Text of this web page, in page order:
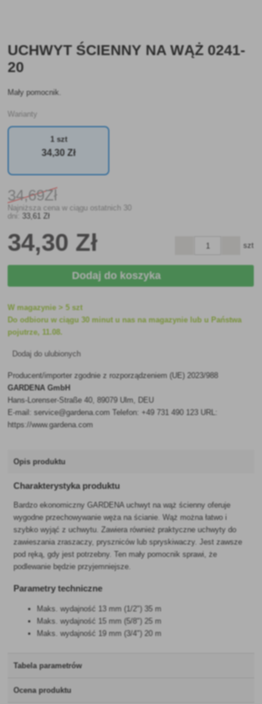
UCHWYT ŚCIENNY NA WĄŻ 0241-
20
Mały pomocnik.
Warianty
1 szt
34,30 Zł
34,69Zł
Najniższa cena w ciągu ostatnich 30
dni:
33 ,61 Zł
34,30 Zł szt
Dodaj do koszyka
W magazynie > 5 szt
Do odbioru w ciągu 30 minut u nas na magazynie lub u Państwa
pojutrze, 11.08.
Dodaj do ulubionych
Producent/importer zgodnie z rozporządzeniem (UE) 2023/988
GARDENA GmbH
Hans-Lorenser-Straße 40, 89079 Ulm, DEU
E-mail: service@gardena.com Telefon: +49 731 490 123 URL:
https://www.gardena.com
Opis produktu
Charakterystyka produktu
Bardzo ekonomiczny GARDENA uchwyt na wąż ścienny oferuje
wygodne przechowywanie węża na ścianie. Wąż można łatwo i
szybko wyjąć z uchwytu. Zawiera również praktyczne uchwyty do
zawieszania zraszaczy, pryszniców lub spryskiwaczy. Jest zawsze
pod ręką, gdy jest potrzebny. Ten mały pomocnik sprawi, że
podlewanie będzie przyjemniejsze.
Parametry techniczne
Maks. wydajność 13 mm (1/2") 35 m
Maks. wydajność 15 mm (5/8") 25 m
Maks. wydajność 19 mm (3/4") 20 m
Tabela parametrów
Ocena produktu